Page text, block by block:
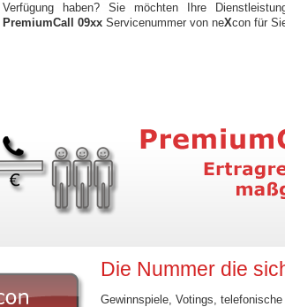
Verfügung haben? Sie möchten Ihre
PremiumCall 09xx Servicenummer von neXcon für
Die Nummer die
Gewinnspiele, Votings,